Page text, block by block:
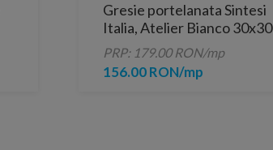
Gresie portelanata Sintesi
Italia, Atelier Bianco 30x30
cm
PRP: 179.00 RON/mp
156.00 RON/mp